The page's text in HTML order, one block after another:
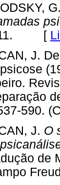
G.
[
J.
590.
J. O
de